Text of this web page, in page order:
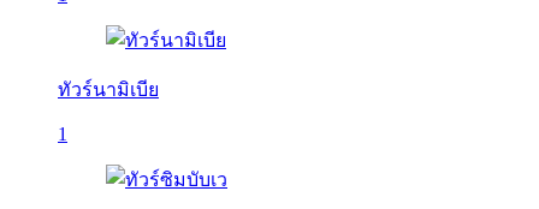
ทัวร์นามิเบีย
1